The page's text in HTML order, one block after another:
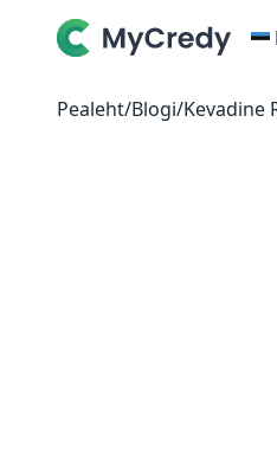
Pealeht/Blogi/Kevadine